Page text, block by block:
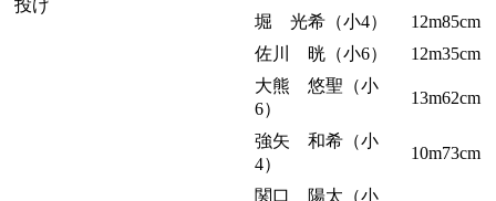
投げ
堀 光希（小4）
12m85cm
佐川 晄（小6）
12m35cm
大熊 悠聖（小
6）
13m62cm
強矢 和希（小
4）
10m73cm
関口 陽太（小